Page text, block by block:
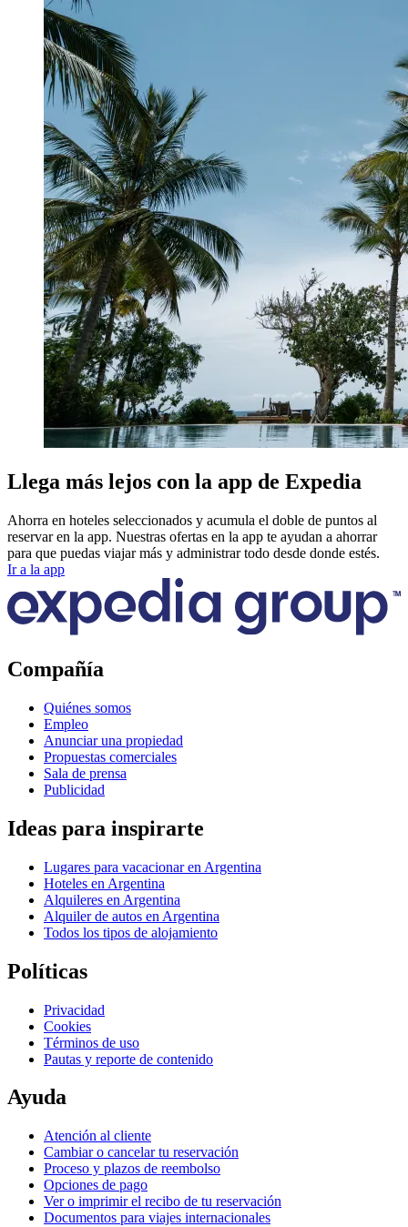
Llega más lejos con la app de Expedia
Ahorra en hoteles seleccionados y acumula el doble de puntos al
reservar en la app. Nuestras ofertas en la app te ayudan a ahorrar
para que puedas viajar más y administrar todo desde donde estés.
Ir a la app
Compañía
Quiénes somos
Empleo
Anunciar una propiedad
Propuestas comerciales
Sala de prensa
Publicidad
Ideas para inspirarte
Lugares para vacacionar en Argentina
Hoteles en Argentina
Alquileres en Argentina
Alquiler de autos en Argentina
Todos los tipos de alojamiento
Políticas
Privacidad
Cookies
Términos de uso
Pautas y reporte de contenido
Ayuda
Atención al cliente
Cambiar o cancelar tu reservación
Proceso y plazos de reembolso
Opciones de pago
Ver o imprimir el recibo de tu reservación
Documentos para viajes internacionales